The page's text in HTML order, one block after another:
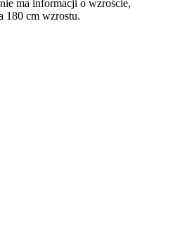
ma informacji o wzroście,
180 cm wzrostu.